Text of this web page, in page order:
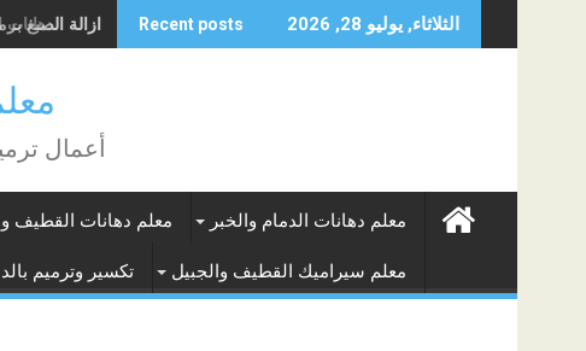
to
الثلاثاء, يوليو 28, 2026 Recent posts ازالة الدهانات
أعمال
معلم دهانات الدمام والخبر معلم دهانات القطيف
معلم سيراميك القطيف والجبيل تكسير وترميم